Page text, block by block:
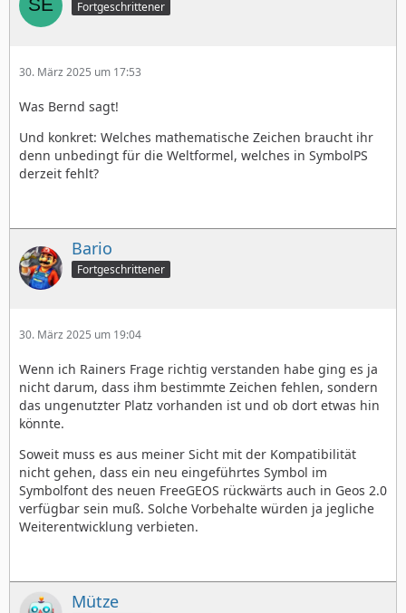
Fortgeschrittener
30. März 2025 um 17:53
Was Bernd sagt!
Und konkret: Welches mathematische Zeichen braucht ihr
denn unbedingt für die Weltformel, welches in SymbolPS
derzeit fehlt?
Bario
Fortgeschrittener
30. März 2025 um 19:04
Wenn ich Rainers Frage richtig verstanden habe ging es ja
nicht darum, dass ihm bestimmte Zeichen fehlen, sondern
das ungenutzter Platz vorhanden ist und ob dort etwas hin
könnte.
Soweit muss es aus meiner Sicht mit der Kompatibilität
nicht gehen, dass ein neu eingeführtes Symbol im
Symbolfont des neuen FreeGEOS rückwärts auch in Geos 2.0
verfügbar sein muß. Solche Vorbehalte würden ja jegliche
Weiterentwicklung verbieten.
Mütze